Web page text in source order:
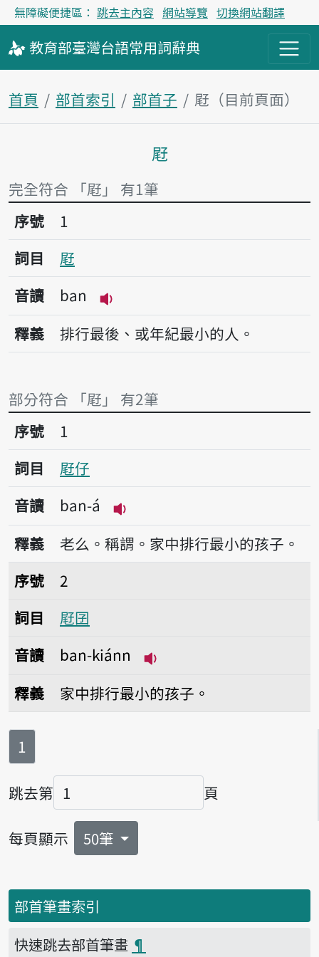
無障礙便捷區： 跳去主內容 網站導覽 切換網站翻譯
教育部臺灣台語常用詞辭典
首頁 部首索引 部首子 屘（目前頁面）
主內容區塊
屘
完全符合 「屘」 有1筆
序號1屘
序號
1
詞目
屘
音讀
ban
播放音讀ban
釋義 排行最後、或年紀最小的人。
部分符合 「屘」 有2筆
序號1屘仔
序號
1
詞目
屘仔
音讀
ban-á
播放音讀ban-á
釋義
老么。稱謂。家中排行最小的孩子。
序號2屘囝
序號
2
詞目
屘囝
音讀
ban-kiánn
釋義 家中排行最小的孩子。
第
1
跳去第
頁碼
頁
每頁顯示 50筆
部首筆畫索引
快速跳去部首筆畫 ¶